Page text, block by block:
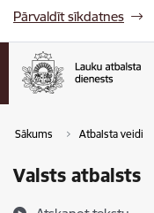
Pārvaldīt sīkdatnes
Sākums Atbalsta veidi
Valsts atbalsts